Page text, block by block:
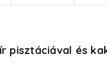
pisztáciával és